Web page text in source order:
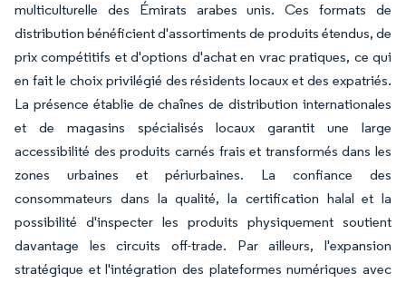
multiculturelle des Émirats arabes unis. Ces formats de
distribution bénéficient d'assortiments de produits étendus, de
prix compétitifs et d'options d'achat en vrac pratiques, ce qui
en fait le choix privilégié des résidents locaux et des expatriés.
La présence établie de chaînes de distribution internationales
et de magasins spécialisés locaux garantit une large
accessibilité des produits carnés frais et transformés dans les
zones urbaines et périurbaines. La confiance des
consommateurs dans la qualité, la certification halal et la
possibilité d'inspecter les produits physiquement soutient
davantage les circuits off-trade. Par ailleurs, l'expansion
stratégique et l'intégration des plateformes numériques avec